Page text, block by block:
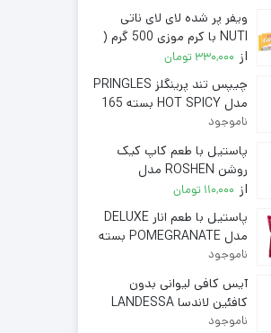
ویفر پر شده لای لای ناتی
NUTI با کرم موزی 500 گرم (
خرده فروشی )
از 330,000 تومان
چیپس تند پرینگلز PRINGLES
مدل HOT SPICY بسته 165
گرمی
ناموجود
پاستیل با طعم کاپ کیک
روشن ROSHEN مدل
از 110,000 تومان
پاستیل با طعم انار DELUXE
مدل POMEGRANATE بسته
1000گرمی
ناموجود
آیس کافی لیوانی بدون
کافئین لاندسا LANDESSA
حجم 230 میل
ناموجود